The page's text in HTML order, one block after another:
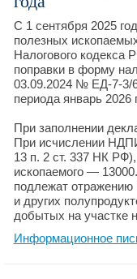
С 1 сентября 2025
полезных
Налогового
поправки в форму
03.09.2024 № ЕД-7-3/
периода январь
При заполнении
При исчислении
13 п. 2 ст. 337 НК
ископаемого —
подлежат отражению
и других
добытых на участке
Информационное